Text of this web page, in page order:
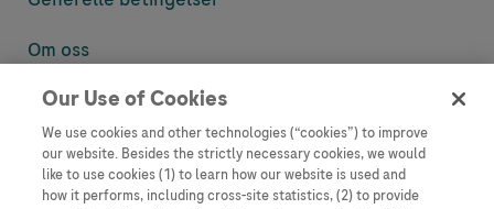
Om oss
Denne nettsiden inneholder informasjon som er målsatt til en stor
informasjon som ellers ikke er tilgjengelig eller gyldig i ditt land.
Vennligst vær oppmerksom på at vi ikke tar noe ansvar for tilgang til
informasjon som muligens ikke er i samsvar med noen gyldig juridisk
Our Use of Cookies
We use cookies and other technologies (“cookies”) to improve
our website. Besides the strictly necessary cookies, we would
like to use cookies (1) to learn how our website is used and
how it performs, including cross-site statistics, (2) to provide